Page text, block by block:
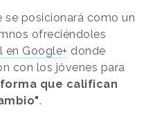
se posicionará como un
ofreciéndoles
en Google+ donde
con los jóvenes para
que califican
.